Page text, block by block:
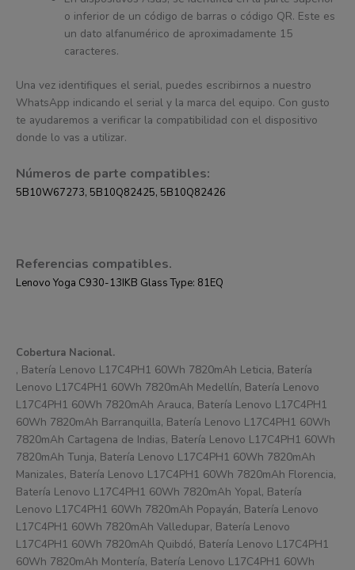
o inferior de un código de barras o código QR. Este es
un dato alfanumérico de aproximadamente 15
caracteres.
Una vez identifiques el serial, puedes escribirnos a nuestro
WhatsApp indicando el serial y la marca del equipo. Con gusto
te ayudaremos a verificar la compatibilidad con el dispositivo
donde lo vas a utilizar.
Números de parte compatibles:
5B10W67273, 5B10Q82425, 5B10Q82426
Referencias compatibles.
Lenovo Yoga C930-13IKB Glass Type: 81EQ
Cobertura Nacional.
, Batería Lenovo L17C4PH1 60Wh 7820mAh Leticia, Batería
Lenovo L17C4PH1 60Wh 7820mAh Medellín, Batería Lenovo
L17C4PH1 60Wh 7820mAh Arauca, Batería Lenovo L17C4PH1
60Wh 7820mAh Barranquilla, Batería Lenovo L17C4PH1 60Wh
7820mAh Cartagena de Indias, Batería Lenovo L17C4PH1 60Wh
7820mAh Tunja, Batería Lenovo L17C4PH1 60Wh 7820mAh
Manizales, Batería Lenovo L17C4PH1 60Wh 7820mAh Florencia,
Batería Lenovo L17C4PH1 60Wh 7820mAh Yopal, Batería
Lenovo L17C4PH1 60Wh 7820mAh Popayán, Batería Lenovo
L17C4PH1 60Wh 7820mAh Valledupar, Batería Lenovo
L17C4PH1 60Wh 7820mAh Quibdó, Batería Lenovo L17C4PH1
60Wh 7820mAh Montería, Batería Lenovo L17C4PH1 60Wh